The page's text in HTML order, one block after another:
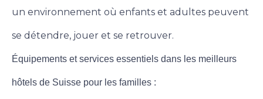
un environnement où enfants et adultes peuvent
se détendre, jouer et se retrouver.
Équipements et services essentiels dans les meilleurs
hôtels de Suisse pour les familles :